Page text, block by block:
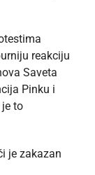
reakciju
Saveta
Pinku i
to
je zakazan